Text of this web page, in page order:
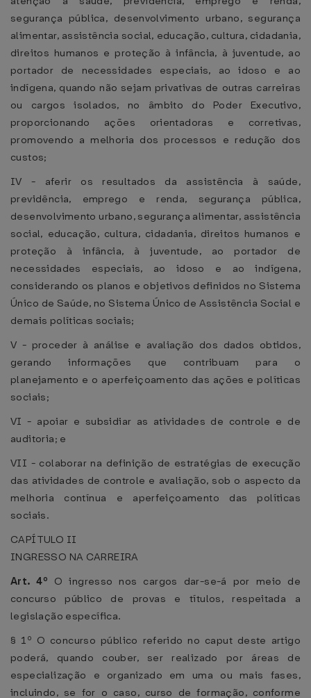
segurança pública, desenvolvimento urbano, segurança
alimentar, assistência social, educação, cultura, cidadania,
direitos humanos e proteção à infância, à juventude, ao
portador de necessidades especiais, ao idoso e ao
indígena, quando não sejam privativas de outras carreiras
ou cargos isolados, no âmbito do Poder Executivo,
proporcionando ações orientadoras e corretivas,
promovendo a melhoria dos processos e redução dos
custos;
IV - aferir os resultados da assistência à saúde,
previdência, emprego e renda, segurança pública,
desenvolvimento urbano, segurança alimentar, assistência
social, educação, cultura, cidadania, direitos humanos e
proteção à infância, à juventude, ao portador de
necessidades especiais, ao idoso e ao indígena,
considerando os planos e objetivos definidos no Sistema
Único de Saúde, no Sistema Único de Assistência Social e
demais políticas sociais;
V - proceder à análise e avaliação dos dados obtidos,
gerando informações que contribuam para o
planejamento e o aperfeiçoamento das ações e políticas
sociais;
VI - apoiar e subsidiar as atividades de controle e de
auditoria; e
VII - colaborar na definição de estratégias de execução
das atividades de controle e avaliação, sob o aspecto da
melhoria contínua e aperfeiçoamento das políticas
sociais.
CAPÍTULO II
INGRESSO NA CARREIRA
Art. 4º O ingresso nos cargos dar-se-á por meio de
concurso público de provas e títulos, respeitada a
legislação específica.
§ 1º O concurso público referido no caput deste artigo
poderá, quando couber, ser realizado por áreas de
especialização e organizado em uma ou mais fases,
incluindo, se for o caso, curso de formação, conforme